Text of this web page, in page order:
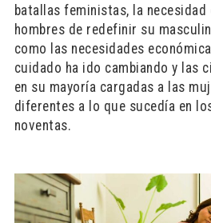
batallas feministas, la
hombres de redefinir su
como las necesidades
cuidado ha ido cambiando y las
en su mayoría cargadas a las
diferentes a lo que sucedía en
noventas.